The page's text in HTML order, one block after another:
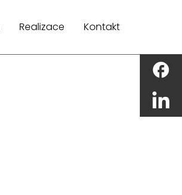
Realizace Kontakt
facebook